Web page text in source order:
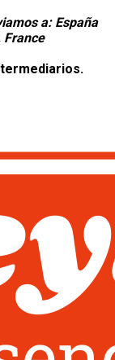
a: España
France